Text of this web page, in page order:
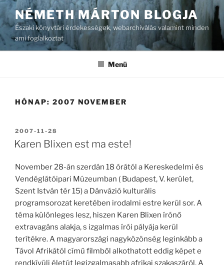
Tartalomhoz
NÉMETH MÁRTON BLOGJA
Északi könyvtári érdekességek, webarchiválás valamint minden
ami foglalkoztat
Menü
HÓNAP: 2007 NOVEMBER
BEKÜLDVE:
2007-11-28
Karen Blixen est ma este!
November 28-án szerdán 18 órától a Kereskedelmi és
Vendéglátóipari Múzeumban ( Budapest, V. kerület,
Szent István tér 15) a Dánvázió kulturális
programsorozat keretében irodalmi estre kerül sor. A
téma különleges lesz, hiszen Karen Blixen írónő
extravagáns alakja, s izgalmas írói pályája kerül
terítékre. A magyarországi nagyközönség leginkább a
Távol Afrikától című filmből alkothatott eddig képet e
rendkívüli életút legizgalmasabb afrikai szakaszáról. A